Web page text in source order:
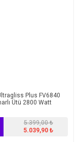
Plus FV6840
Ütü 2800 Watt
5.399,00 ₺
5.039,90 ₺